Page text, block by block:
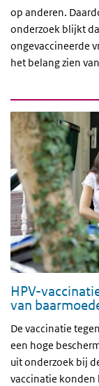
op anderen.
onderzoek blijkt
ongevaccineerde
het belang zien
HPV-
van
De vaccinatie
een hoge
uit onderzoek bij
vaccinatie konden